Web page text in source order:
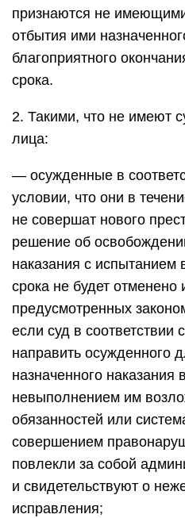
признаются не
отбытия ими
благоприятного
срока.
2. Такими, что не имеют
лица:
— осужденные в
условии, что они в
не совершат нового
решение об
наказания с испытанием
срока не будет отменено
предусмотренных
если суд в соответствии
направить осужденного
назначенного наказания
невыполнением им
обязанностей или
совершением
повлекли за собой
и свидетельствуют о
исправления;